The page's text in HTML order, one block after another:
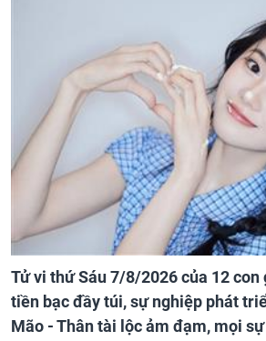
Tử vi thứ Sáu 7/8/2026 của 12 con
tiền bạc đầy túi, sự nghiệp phát
Mão - Thân tài lộc ảm đạm, mọi